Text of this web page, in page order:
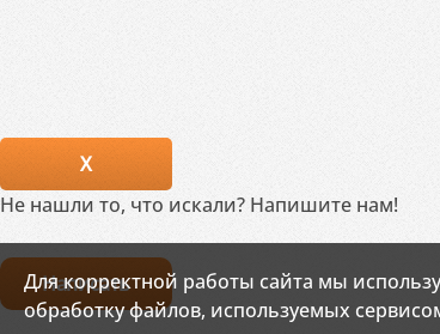
Для корректной работы сайта мы
обработку файлов, используемых
X
Не нашли то, что искали? Напишите нам!
Написать